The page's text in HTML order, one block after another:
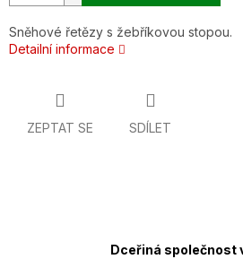
Sněhové řetězy s žebříkovou stopou.
Detailní informace
ZEPTAT SE SDÍLET
Dceřiná společnost